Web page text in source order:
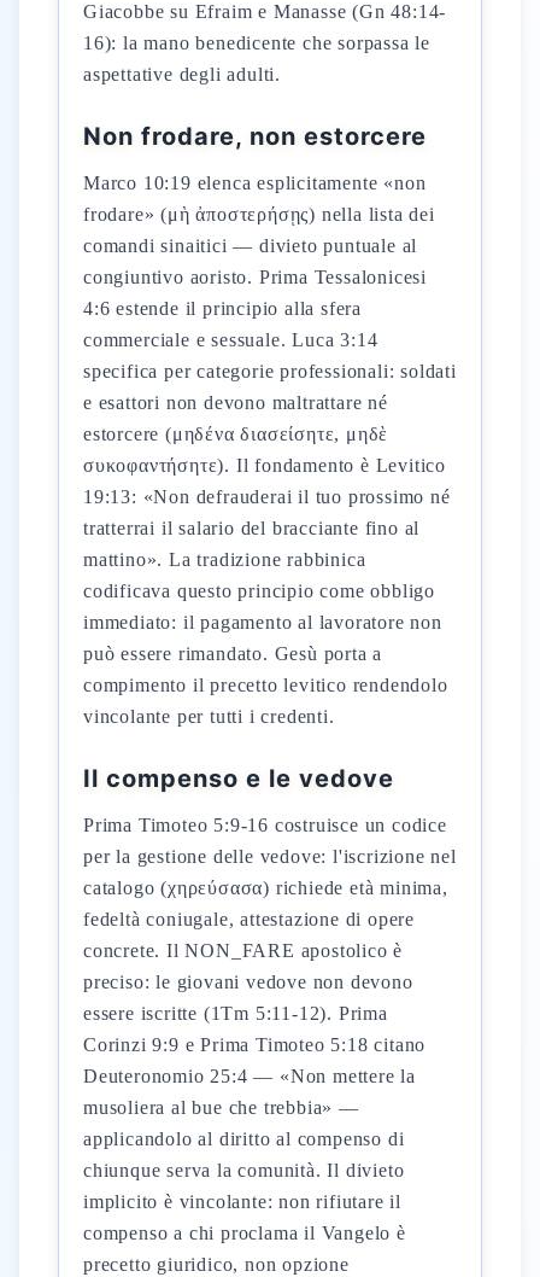
Giacobbe su Efraim e Manasse (Gn 48:14-
16): la mano benedicente che sorpassa le
aspettative degli adulti.
Non frodare, non estorcere
Marco 10:19 elenca esplicitamente «non
frodare» (μὴ ἀποστερήσῃς) nella lista dei
comandi sinaitici — divieto puntuale al
congiuntivo aoristo. Prima Tessalonicesi
4:6 estende il principio alla sfera
commerciale e sessuale. Luca 3:14
specifica per categorie professionali: soldati
e esattori non devono maltrattare né
estorcere (μηδένα διασείσητε, μηδὲ
συκοφαντήσητε). Il fondamento è Levitico
19:13: «Non defrauderai il tuo prossimo né
tratterrai il salario del bracciante fino al
mattino». La tradizione rabbinica
codificava questo principio come obbligo
immediato: il pagamento al lavoratore non
può essere rimandato. Gesù porta a
compimento il precetto levitico rendendolo
vincolante per tutti i credenti.
Il compenso e le vedove
Prima Timoteo 5:9-16 costruisce un codice
per la gestione delle vedove: l'iscrizione nel
catalogo (χηρεύσασα) richiede età minima,
fedeltà coniugale, attestazione di opere
concrete. Il NON_FARE apostolico è
preciso: le giovani vedove non devono
essere iscritte (1Tm 5:11-12). Prima
Corinzi 9:9 e Prima Timoteo 5:18 citano
Deuteronomio 25:4 — «Non mettere la
musoliera al bue che trebbia» —
applicandolo al diritto al compenso di
chiunque serva la comunità. Il divieto
implicito è vincolante: non rifiutare il
compenso a chi proclama il Vangelo è
precetto giuridico, non opzione